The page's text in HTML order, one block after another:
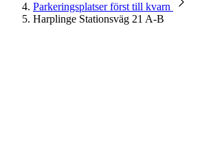
Parkeringsplatser först till kvarn
Harplinge Stationsväg 21 A-B